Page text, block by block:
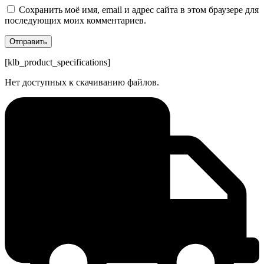
Сохранить моё имя, email и адрес сайта в этом браузере для
последующих моих комментариев.
[klb_product_specifications]
Нет доступных к скачиванию файлов.